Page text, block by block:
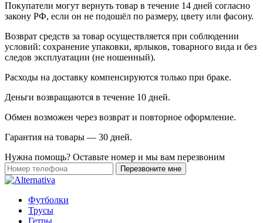
Покупатели могут вернуть товар в течение 14 дней согласно
закону РФ, если он не подошёл по размеру, цвету или фасону.
Возврат средств за товар осуществляется при соблюдении
условий: сохранение упаковки, ярлыков, товарного вида и без
следов эксплуатации (не ношенный).
Расходы на доставку компенсируются только при браке.
Деньги возвращаются в течение 10 дней.
Обмен возможен через возврат и повторное оформление.
Гарантия на товары — 30 дней.
Нужна помощь? Оставьте номер и мы вам перезвоним
Футболки
Трусы
Гетры